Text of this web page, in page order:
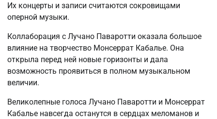
Их концерты и записи считаются сокровищами
оперной музыки.
Коллаборация с Лучано Паваротти оказала большое
влияние на творчество Монсеррат Кабалье. Она
открыла перед ней новые горизонты и дала
возможность проявиться в полном музыкальном
величии.
Великолепные голоса Лучано Паваротти и Монсеррат
Кабалье навсегда останутся в сердцах меломанов и